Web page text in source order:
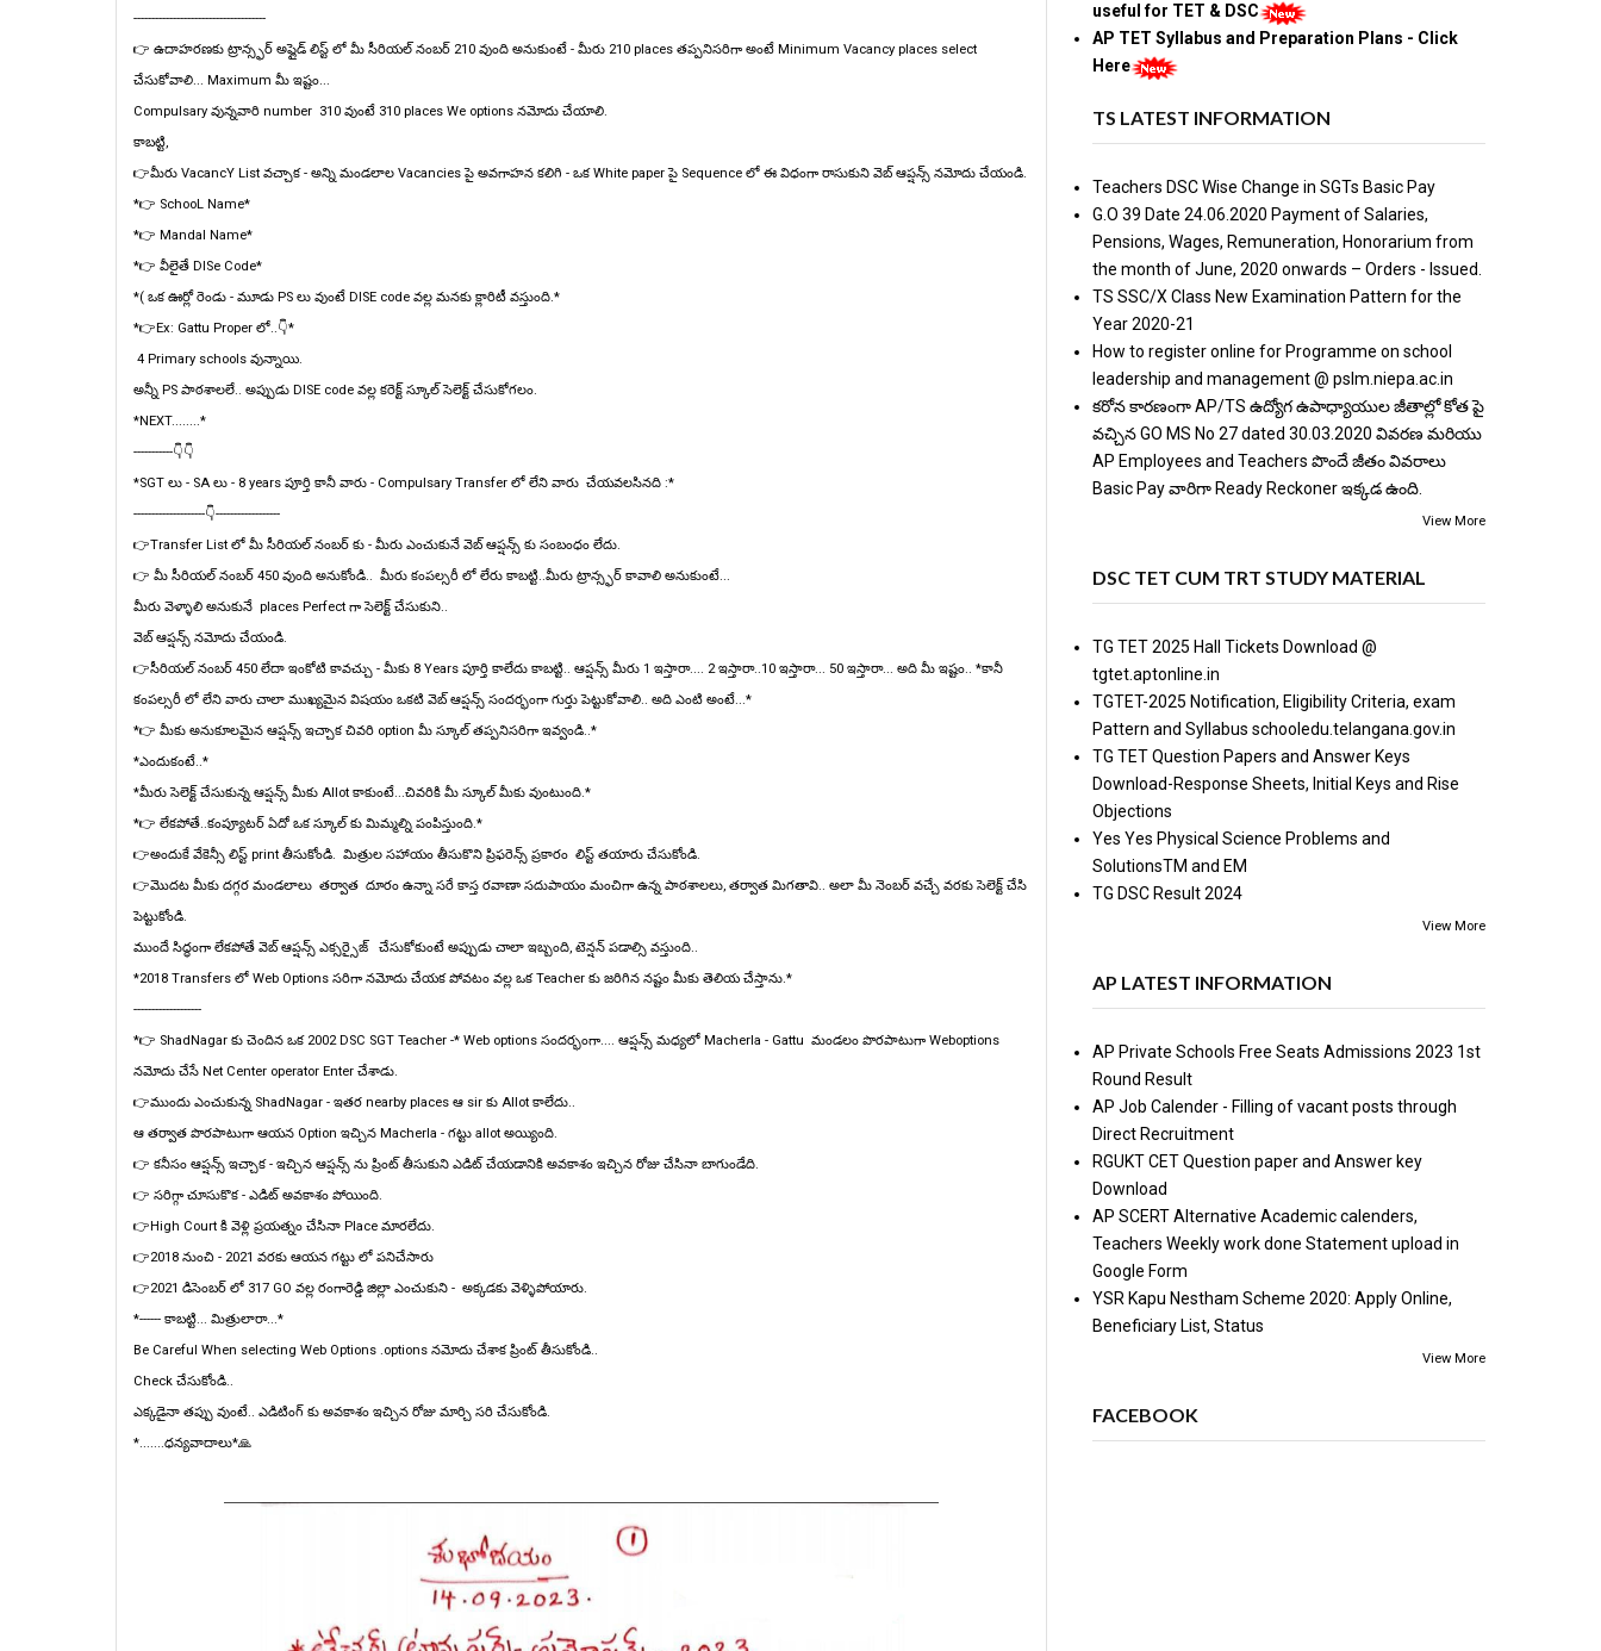
-------------------------------------
👉 ఉదాహరణకు ట్రాన్స్ఫర్ అప్లైడ్ లిస్ట్ లో మీ సీరియల్ నంబర్ 210 వుంది అనుకుంటే - మీరు 210 places తప్పనిసరిగా అంటే Minimum Vacancy places select
చేసుకోవాలి... Maximum మీ ఇష్టం...
Compulsary వున్నవారి number 310 వుంటే 310 places We options నమోదు చేయాలి.
కాబట్టి,
👉మీరు VacancY List వచ్చాక - అన్ని మండలాల Vacancies పై అవగాహన కలిగి - ఒక White paper పై Sequence లో ఈ విధంగా రాసుకుని వెబ్ ఆప్షన్స్ నమోదు చేయండి.
*👉 SchooL Name*
*👉 Mandal Name*
*👉 వీలైతే DISe Code*
*( ఒక ఊర్లో రెండు - మూడు PS లు వుంటే DISE code వల్ల మనకు క్లారిటీ వస్తుంది.*
*👉Ex: Gattu Proper లో..👇*
4 Primary schools వున్నాయి.
అన్నీ PS పాఠశాలలే.. అప్పుడు DISE code వల్ల కరెక్ట్ స్కూల్ సెలెక్ట్ చేసుకోగలం.
*NEXT........*
-----------👇👇
*SGT లు - SA లు - 8 years పూర్తి కానీ వారు - Compulsary Transfer లో లేని వారు చేయవలసినది :*
--------------------👇------------------
👉Transfer List లో మీ సీరియల్ నంబర్ కు - మీరు ఎంచుకునే వెబ్ ఆప్షన్స్ కు సంబంధం లేదు.
👉 మీ సీరియల్ నంబర్ 450 వుంది అనుకోండి.. మీరు కంపల్సరీ లో లేరు కాబట్టి..మీరు ట్రాన్స్ఫర్ కావాలి అనుకుంటే...
మీరు వెళ్ళాలి అనుకునే places Perfect గా సెలెక్ట్ చేసుకుని..
వెబ్ ఆప్షన్స్ నమోదు చేయండి.
👉సీరియల్ నంబర్ 450 లేదా ఇంకోటి కావచ్చు - మీకు 8 Years పూర్తి కాలేదు కాబట్టి.. ఆప్షన్స్ మీరు 1 ఇస్తారా.... 2 ఇస్తారా..10 ఇస్తారా... 50 ఇస్తారా... అది మీ ఇష్టం.. *కానీ
కంపల్సరీ లో లేని వారు చాలా ముఖ్యమైన విషయం ఒకటి వెబ్ ఆప్షన్స్ సందర్భంగా గుర్తు పెట్టుకోవాలి.. అది ఎంటి అంటే...*
*👉 మీకు అనుకూలమైన ఆప్షన్స్ ఇచ్చాక చివరి option మీ స్కూల్ తప్పనిసరిగా ఇవ్వండి..*
*ఎందుకంటే..*
*మీరు సెలెక్ట్ చేసుకున్న ఆప్షన్స్ మీకు Allot కాకుంటే...చివరికి మీ స్కూల్ మీకు వుంటుంది.*
*👉 లేకపోతే..కంప్యూటర్ ఏదో ఒక స్కూల్ కు మిమ్మల్ని పంపిస్తుంది.*
👉అందుకే వేకెన్సీ లిస్ట్ print తీసుకోండి. మిత్రుల సహాయం తీసుకొని ప్రిఫరెన్స్ ప్రకారం లిస్ట్ తయారు చేసుకోండి.
👉మొదట మీకు దగ్గర మండలాలు తర్వాత దూరం ఉన్నా సరే కాస్త రవాణా సదుపాయం మంచిగా ఉన్న పాఠశాలలు, తర్వాత మిగతావి.. అలా మీ నెంబర్ వచ్చే వరకు సెలెక్ట్ చేసి
పెట్టుకోండి.
ముందే సిద్ధంగా లేకపోతే వెబ్ ఆప్షన్స్ ఎక్సర్సైజ్ చేసుకోకుంటే అప్పుడు చాలా ఇబ్బంది, టెన్షన్ పడాల్సి వస్తుంది..
*2018 Transfers లో Web Options సరిగా నమోదు చేయక పోవటం వల్ల ఒక Teacher కు జరిగిన నష్టం మీకు తెలియ చేస్తాను.*
-------------------
*👉 ShadNagar కు చెందిన ఒక 2002 DSC SGT Teacher -* Web options సందర్భంగా.... ఆప్షన్స్ మధ్యలో Macherla - Gattu మండలం పొరపాటుగా Weboptions
నమోదు చేసే Net Center operator Enter చేశాడు.
👉ముందు ఎంచుకున్న ShadNagar - ఇతర nearby places ఆ sir కు Allot కాలేదు..
ఆ తర్వాత పొరపాటుగా ఆయన Option ఇచ్చిన Macherla - గట్టు allot అయ్యింది.
👉 కనీసం ఆప్షన్స్ ఇచ్చాక - ఇచ్చిన ఆప్షన్స్ ను ప్రింట్ తీసుకుని ఎడిట్ చేయడానికి అవకాశం ఇచ్చిన రోజు చేసినా బాగుండేది.
👉 సరిగ్గా చూసుకొక - ఎడిట్ అవకాశం పోయింది.
👉High Court కి వెళ్లి ప్రయత్నం చేసినా Place మారలేదు.
👉2018 నుంచి - 2021 వరకు ఆయన గట్టు లో పనిచేసారు
👉2021 డిసెంబర్ లో 317 GO వల్ల రంగారెడ్డి జిల్లా ఎంచుకుని - అక్కడకు వెళ్ళిపోయారు.
*------ కాబట్టి... మిత్రులారా...*
Be Careful When selecting Web Options .options నమోదు చేశాక ప్రింట్ తీసుకోండి..
Check చేసుకోండి..
ఎక్కడైనా తప్పు వుంటే.. ఎడిటింగ్ కు అవకాశం ఇచ్చిన రోజు మార్చి సరి చేసుకోండి.
*.......ధన్యవాదాలు*🙏
useful for TET & DSC
AP TET Syllabus and Preparation Plans - Click
Here
TS LATEST INFORMATION
Teachers DSC Wise Change in SGTs Basic Pay
G.O 39 Date 24.06.2020 Payment of Salaries,
Pensions, Wages, Remuneration, Honorarium from
the month of June, 2020 onwards – Orders - Issued.
TS SSC/X Class New Examination Pattern for the
Year 2020-21
How to register online for Programme on school
leadership and management @ pslm.niepa.ac.in
కరోన కారణంగా AP/TS ఉద్యోగ ఉపాధ్యాయుల జీతాల్లో కోత పై
వచ్చిన GO MS No 27 dated 30.03.2020 వివరణ మరియు
AP Employees and Teachers పొందే జీతం వివరాలు
Basic Pay వారిగా Ready Reckoner ఇక్కడ ఉంది.
View More
DSC TET CUM TRT STUDY MATERIAL
TG TET 2025 Hall Tickets Download @
tgtet.aptonline.in
TGTET-2025 Notification, Eligibility Criteria, exam
Pattern and Syllabus schooledu.telangana.gov.in
TG TET Question Papers and Answer Keys
Download-Response Sheets, Initial Keys and Rise
Objections
Yes Yes Physical Science Problems and
SolutionsTM and EM
TG DSC Result 2024
View More
AP LATEST INFORMATION
AP Private Schools Free Seats Admissions 2023 1st
Round Result
AP Job Calender - Filling of vacant posts through
Direct Recruitment
RGUKT CET Question paper and Answer key
Download
AP SCERT Alternative Academic calenders,
Teachers Weekly work done Statement upload in
Google Form
YSR Kapu Nestham Scheme 2020: Apply Online,
Beneficiary List, Status
View More
FACEBOOK